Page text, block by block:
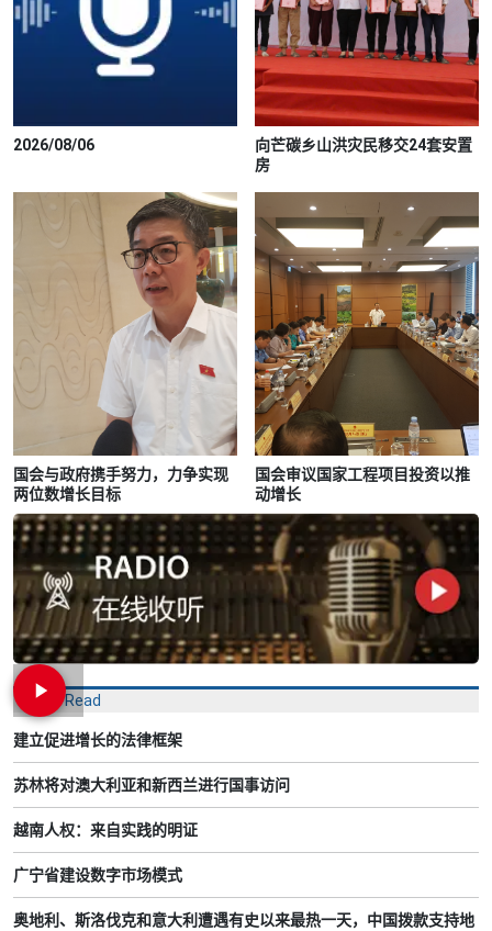
2026/08/06
向芒碳乡山洪灾民移交24套安置
房
国会与政府携手努力，力争实现
两位数增长目标
国会审议国家工程项目投资以推
动增长
Most Read
建立促进增长的法律框架
苏林将对澳大利亚和新西兰进行国事访问
越南人权：来自实践的明证
广宁省建设数字市场模式
奥地利、斯洛伐克和意大利遭遇有史以来最热一天，中国拨款支持地